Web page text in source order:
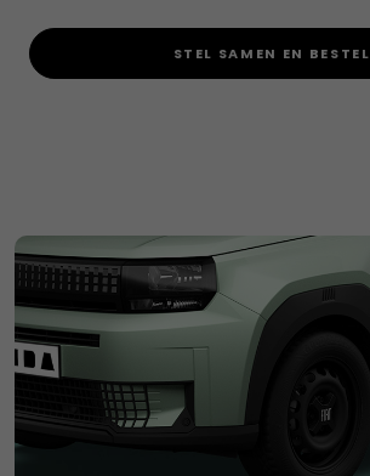
STEL SAMEN EN BESTEL